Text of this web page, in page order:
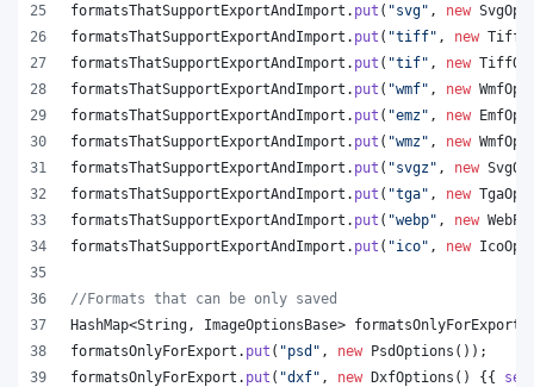
formatsThatSupportExportAndImport . put ( "svg" , new
formatsThatSupportExportAndImport . put ( "tiff" , new
formatsThatSupportExportAndImport . put ( "tif" , new
formatsThatSupportExportAndImport . put ( "wmf" , new
formatsThatSupportExportAndImport . put ( "emz" , new
formatsThatSupportExportAndImport . put ( "wmz" , new
formatsThatSupportExportAndImport . put ( "svgz" , new
formatsThatSupportExportAndImport . put ( "tga" , new
formatsThatSupportExportAndImport . put ( "webp" , new
formatsThatSupportExportAndImport . put ( "ico" , new
//Formats that can be only saved
HashMap<String , ImageOptionsBase> formatsOnlyForExport
formatsOnlyForExport . put ( "psd" , new PsdOptions ());
formatsOnlyForExport . put ( "dxf" , new DxfOptions () {{